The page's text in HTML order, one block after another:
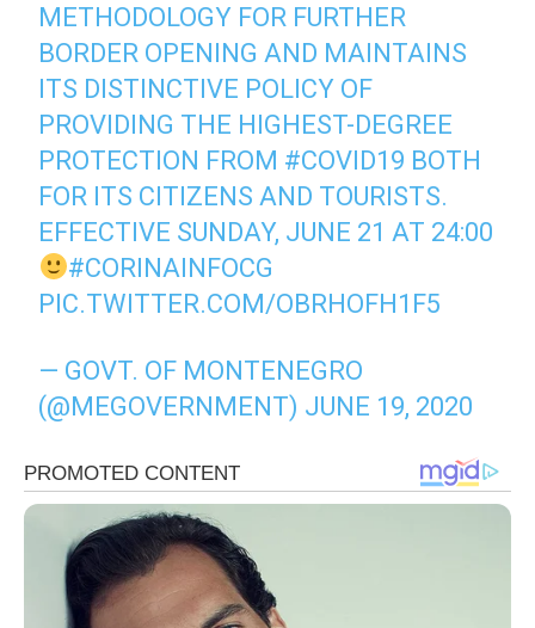
METHODOLOGY FOR FURTHER
BORDER OPENING AND MAINTAINS
ITS DISTINCTIVE POLICY OF
PROVIDING THE HIGHEST-DEGREE
PROTECTION FROM #COVID19 BOTH
FOR ITS CITIZENS AND TOURISTS.
EFFECTIVE SUNDAY, JUNE 21 AT 24:00
#CORINAINFOCG
PIC.TWITTER.COM/OBRHOFH1F5
— GOVT. OF MONTENEGRO
(@MEGOVERNMENT) JUNE 19, 2020